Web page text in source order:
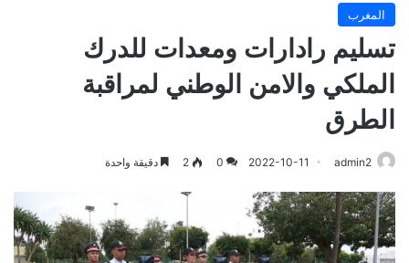
المغرب
تسليم رادارات ومعدات للدرك
الملكي والامن الوطني لمراقبة
الطرق
admin2
2022-10-11
0
2 دقيقة واحدة